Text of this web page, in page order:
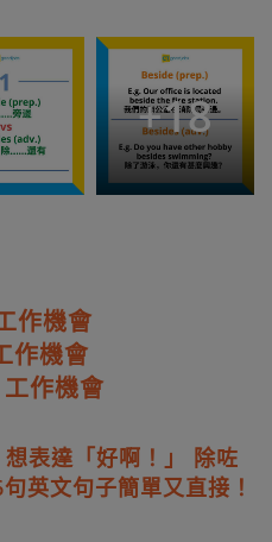
+18
作機會
作機會
作機會
表達「好啊！」 除咗
英文句子簡單又直接！